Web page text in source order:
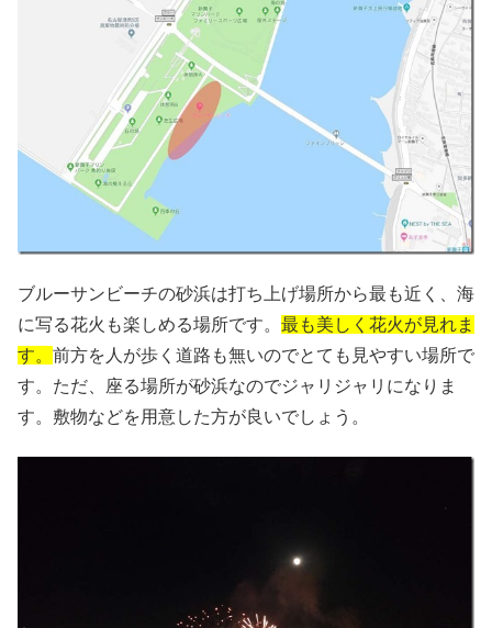
ブルーサンビーチの砂浜は打ち上げ場所から最も近く、海
に写る花火も楽しめる場所です。 最も美しく花火が見れま
す。 前方を人が歩く道路も無いのでとても見やすい場所で
す。ただ、座る場所が砂浜なのでジャリジャリになりま
す。敷物などを用意した方が良いでしょう。